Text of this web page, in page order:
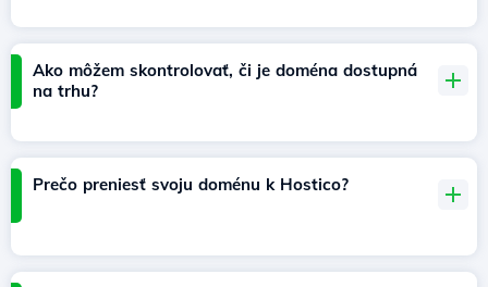
Ako môžem skontrolovať, či je doména dostupná
na trhu?
Prečo preniesť svoju doménu k Hostico?